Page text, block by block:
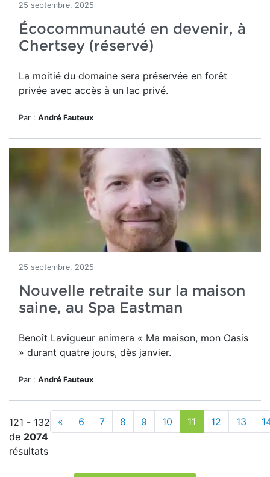
25 septembre, 2025
Écocommunauté en devenir, à
Chertsey (réservé)
La moitié du domaine sera préservée en forêt
privée avec accès à un lac privé.
Par : André Fauteux
25 septembre, 2025
Nouvelle retraite sur la maison
saine, au Spa Eastman
Benoît Lavigueur animera « Ma maison, mon Oasis
» durant quatre jours, dès janvier.
Par : André Fauteux
121 - 132
de 2074
résultats
« 6 7 8 9 10 11 12 13